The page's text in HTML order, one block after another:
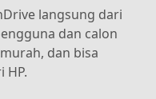
langsung dari
dan calon
dan bisa
HP.